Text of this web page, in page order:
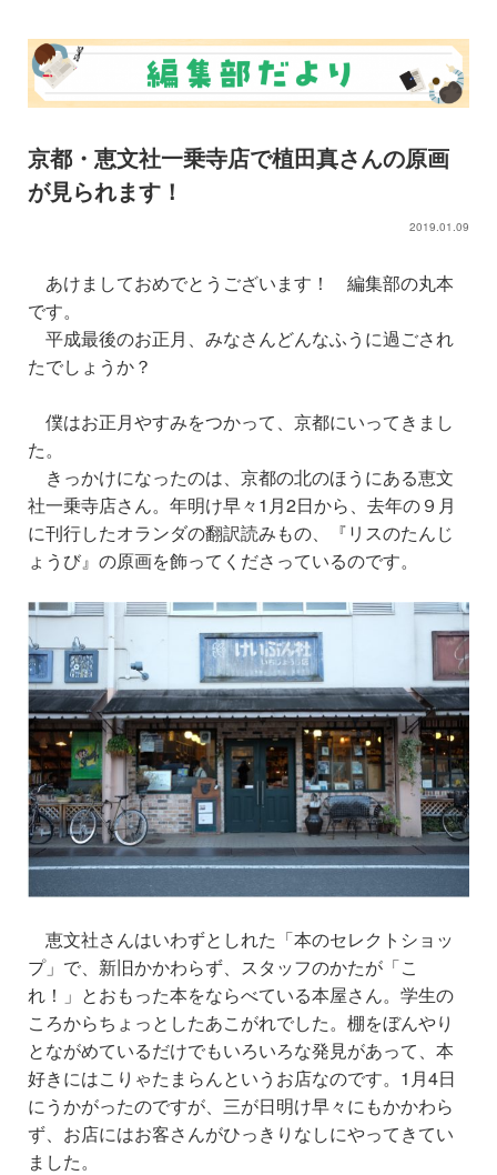
京都・恵文社一乗寺店で植田真さんの原画
が見られます！
2019.01.09
あけましておめでとうございます！ 編集部の丸本
です。
平成最後のお正月、みなさんどんなふうに過ごされ
たでしょうか？
僕はお正月やすみをつかって、京都にいってきまし
た。
きっかけになったのは、京都の北のほうにある恵文
社一乗寺店さん。 年明け早々1月2日から、去年の９月
に刊行したオランダの翻訳読みもの、
『リスのたんじ
ょうび』の原画を飾ってくださっているのです。
恵文社さんはいわずとしれた「本のセレクトショッ
プ」で、 新旧かかわらず、スタッフのかたが「こ
れ！」とおもった本をならべている本屋さん。学生の
ころからちょっとしたあこがれでした。 棚をぼんやり
とながめているだけでもいろいろな発見があって、 本
好きにはこりゃたまらんというお店なのです。 1月4日
にうかがったのですが、三が日明け早々にもかかわら
ず、 お店にはお客さんがひっきりなしにやってきてい
ました。